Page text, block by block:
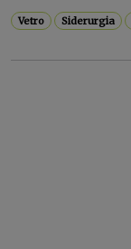
Vetro Siderurgia